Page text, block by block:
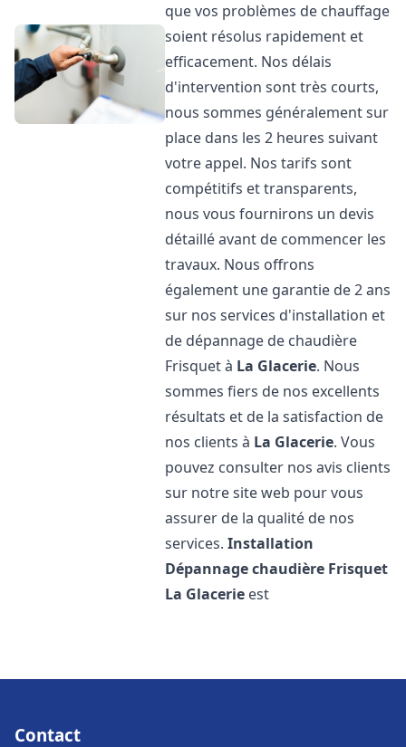
que vos problèmes de chauffage
soient résolus rapidement et
efficacement. Nos délais
d'intervention sont très courts,
nous sommes généralement sur
place dans les 2 heures suivant
votre appel. Nos tarifs sont
compétitifs et transparents,
nous vous fournirons un devis
détaillé avant de commencer les
travaux. Nous offrons
également une garantie de 2 ans
sur nos services d'installation et
de dépannage de chaudière
Frisquet à La Glacerie. Nous
sommes fiers de nos excellents
résultats et de la satisfaction de
nos clients à La Glacerie. Vous
pouvez consulter nos avis clients
sur notre site web pour vous
assurer de la qualité de nos
services.Installation
Dépannage chaudière Frisquet
La Glacerie est
Contact